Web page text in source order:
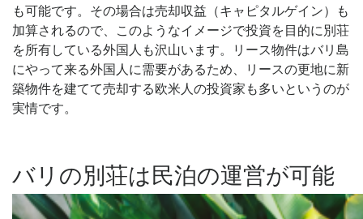
も可能です。その場合は売却収益（キャピタルゲイン）も
加算されるので、このようなイメージで投資を目的に別荘
を所有している外国人も沢山います。リース物件はバリ島
にやって来る外国人に需要があるため、リースの更地に新
築物件を建てて売却する欧米人の投資家も多いというのが
実情です。
バリの別荘は民泊の運営が可能